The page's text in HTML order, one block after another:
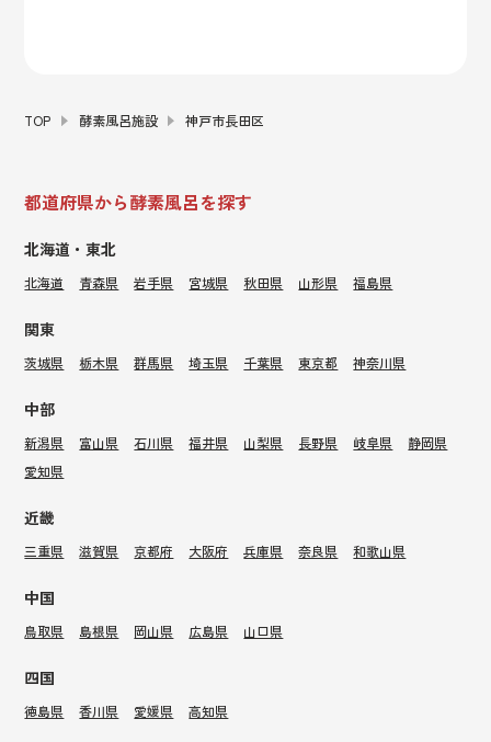
TOP 酵素風呂施設 神戸市長田区
都道府県から酵素風呂を探す
北海道・東北
北海道 青森県 岩手県 宮城県 秋田県 山形県 福島県
関東
茨城県 栃木県 群馬県 埼玉県 千葉県 東京都 神奈川県
中部
新潟県 富山県 石川県 福井県 山梨県 長野県 岐阜県
静岡県
愛知県
近畿
三重県 滋賀県 京都府 大阪府 兵庫県 奈良県 和歌山県
中国
鳥取県 島根県 岡山県 広島県 山口県
四国
徳島県 香川県 愛媛県 高知県